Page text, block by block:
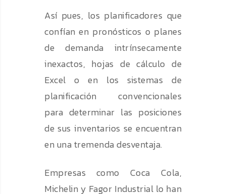
Así pues, los planificadores que
confían en pronósticos o planes
de demanda intrínsecamente
inexactos, hojas de cálculo de
Excel o en los sistemas de
planificación convencionales
para determinar las posiciones
de sus inventarios se encuentran
en una tremenda desventaja.
Empresas como Coca Cola,
Michelin y Fagor Industrial lo han